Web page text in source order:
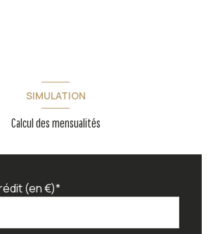
SIMULATION
Calcul des mensualités
(en €)*